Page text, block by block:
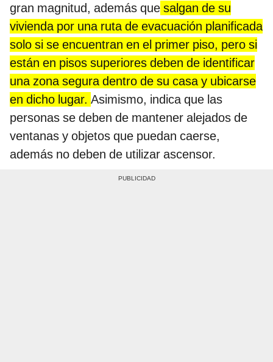
gran magnitud, además que salgan de su
vivienda por una ruta de evacuación planificada
solo si se encuentran en el primer piso, pero si
están en pisos superiores deben de identificar
una zona segura dentro de su casa y ubicarse
en dicho lugar. Asimismo, indica que las
personas se deben de mantener alejados de
ventanas y objetos que puedan caerse,
además no deben de utilizar ascensor.